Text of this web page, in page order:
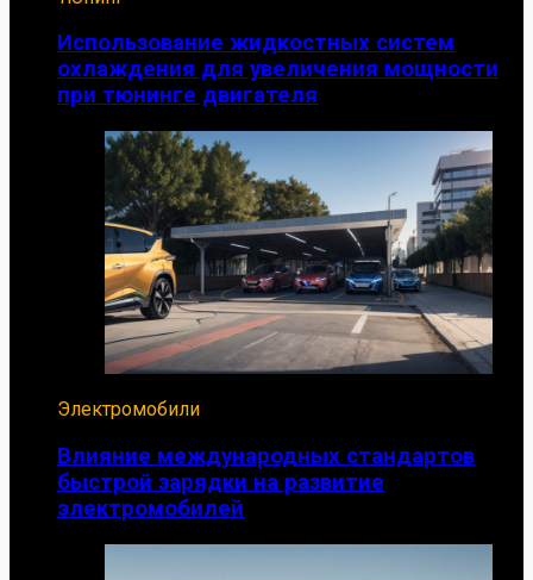
Использование жидкостных систем
охлаждения для увеличения мощности
при тюнинге двигателя
Электромобили
Влияние международных стандартов
быстрой зарядки на развитие
электромобилей